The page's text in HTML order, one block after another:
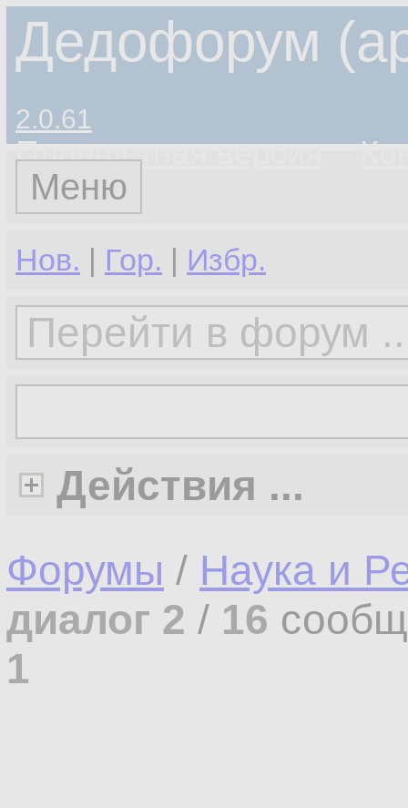
Дедофорум
2.0.61
Планшетная версия
Меню
Нов. | Гор. | Избр.
Действия ...
Форумы / Наука и
диалог 2 / 16
1